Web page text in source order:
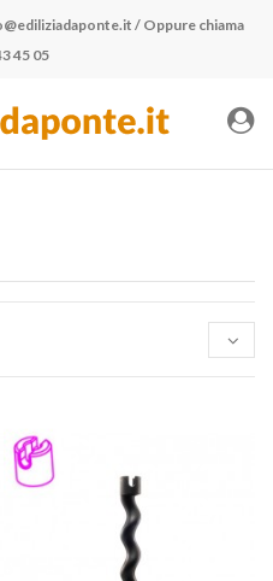
/ Oppure chiama
45 05